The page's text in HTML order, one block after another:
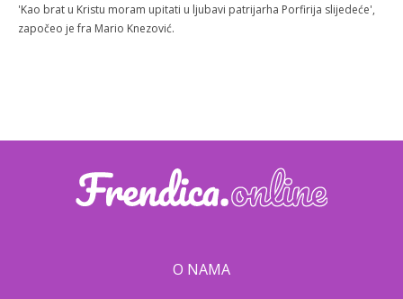
'Kao brat u Kristu moram upitati u ljubavi patrijarha Porfirija slijedeće',
započeo je fra Mario Knezović.
O NAMA